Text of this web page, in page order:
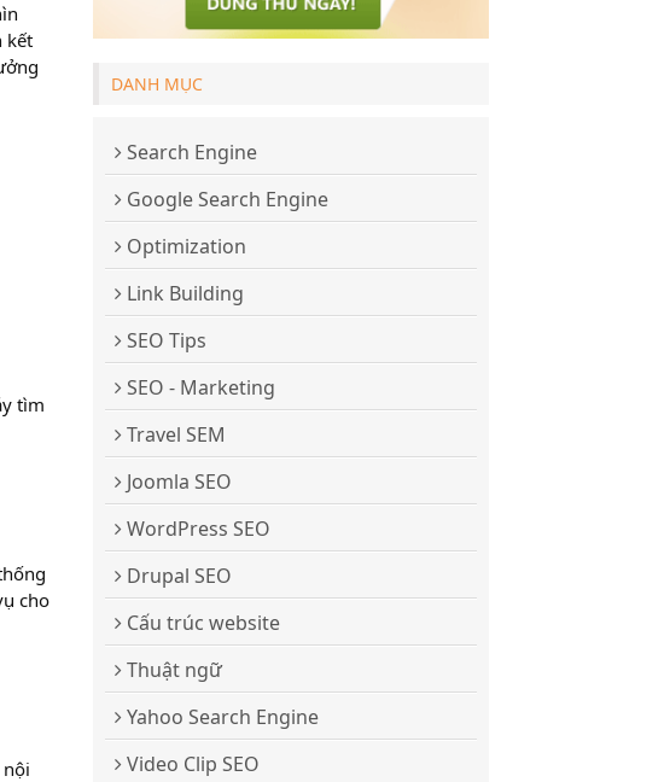
kết
tìm
cho
DANH MỤC
Search Engine
Google Search Engine
Optimization
Link Building
SEO Tips
SEO - Marketing
Travel SEM
Joomla SEO
WordPress SEO
Drupal SEO
Cấu trúc website
Thuật ngữ
Yahoo Search Engine
Video Clip SEO